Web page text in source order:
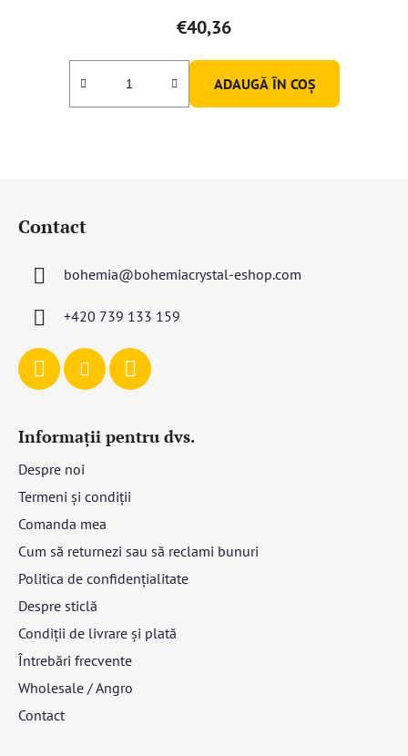
€40,36
ADAUGĂ ÎN COŞ
Contact
bohemia@bohemiacrystal-eshop.com
+420 739 133 159
Informații pentru dvs.
Despre noi
Termeni și condiții
Comanda mea
Cum să returnezi sau să reclami bunuri
Politica de confidențialitate
Despre sticlă
Condiții de livrare și plată
Întrebări frecvente
Wholesale / Angro
Contact